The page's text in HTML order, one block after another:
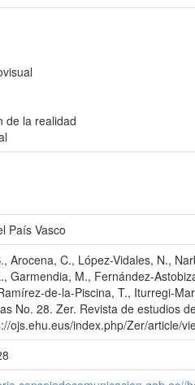
de la realidad
País Vasco
Arocena, C., López-Vidales, N.,
Garmendia, M., Fernández-
de-la-Piscina, T., Iturregi-
No. 28. Zer. Revista de estudios
ojs.ehu.eus/index.php/Zer/article/